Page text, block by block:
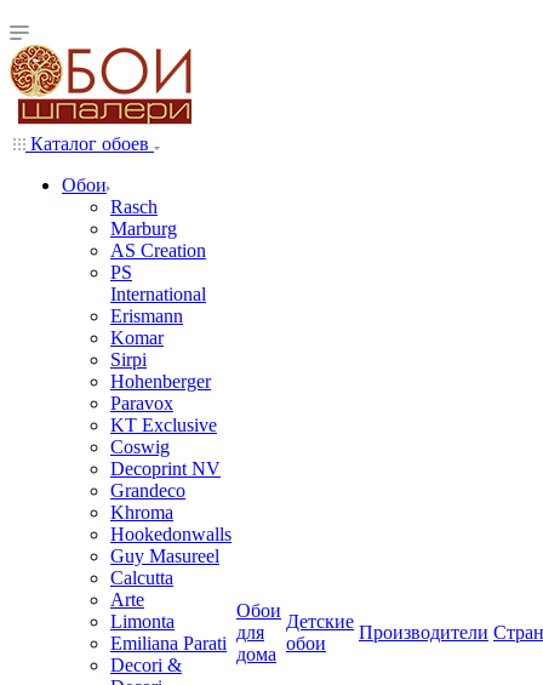
Каталог обоев
Обои
Rasch
Marburg
AS Creation
PS
International
Erismann
Komar
Sirpi
Hohenberger
Paravox
KT Exclusive
Coswig
Decoprint NV
Grandeco
Khroma
Hookedonwalls
Guy Masureel
Calcutta
Arte
Limonta
Emiliana Parati
Decori &
Обои
для
дома
Детские
обои
Производители